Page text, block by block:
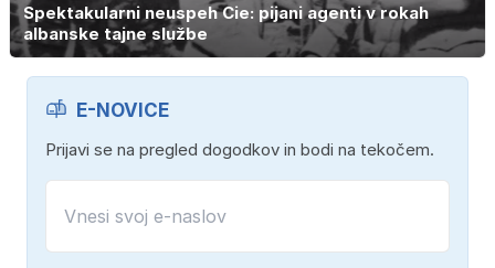
Spektakularni neuspeh Cie: pijani agenti v rokah
albanske tajne službe
E-NOVICE
Prijavi se na pregled dogodkov in bodi na tekočem.